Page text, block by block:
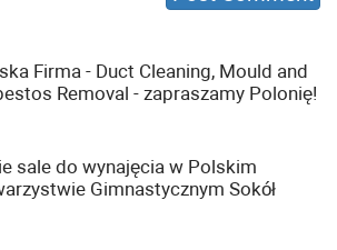
Firma - Duct Cleaning, Mould and
Removal - zapraszamy Polonię!
sale do wynajęcia w Polskim
Gimnastycznym Sokół